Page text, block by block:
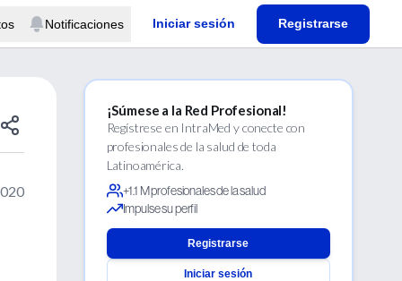
Notificaciones Iniciar sesión Registrarse
¡Súmese a la Red Profesional!
Regístrese en IntraMed y conecte con
profesionales de la salud de toda
Latinoamérica.
+1.1 M profesionales de la salud
Impulse su perfil
Registrarse
Iniciar sesión